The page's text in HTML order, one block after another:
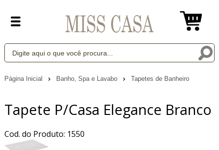
Página Inicial Banho, Spa e Lavabo Tapetes de Banheiro
Tapete P/Casa Elegance Branco
Cod. do Produto: 1550